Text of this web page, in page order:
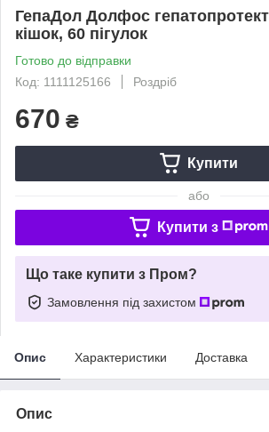
ГепаДол Долфос
кішок, 60 пігулок
Готово до відправки
Код: 1111125166
Роздріб
670 ₴
Купити
або
Купити з
Що таке купити з Пром?
Замовлення під захистом
Опис Характеристики Доставка
Опис